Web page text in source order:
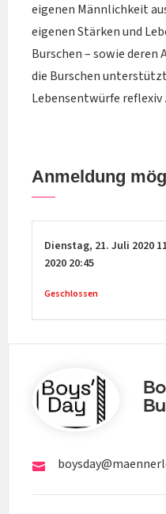
eigenen Männlichkeit
eigenen Stärken und
Burschen – sowie deren
die Burschen
Lebensentwürfe
Anmeldung
Dienstag, 21. Juli 2020
2020 20:45
Geschlossen